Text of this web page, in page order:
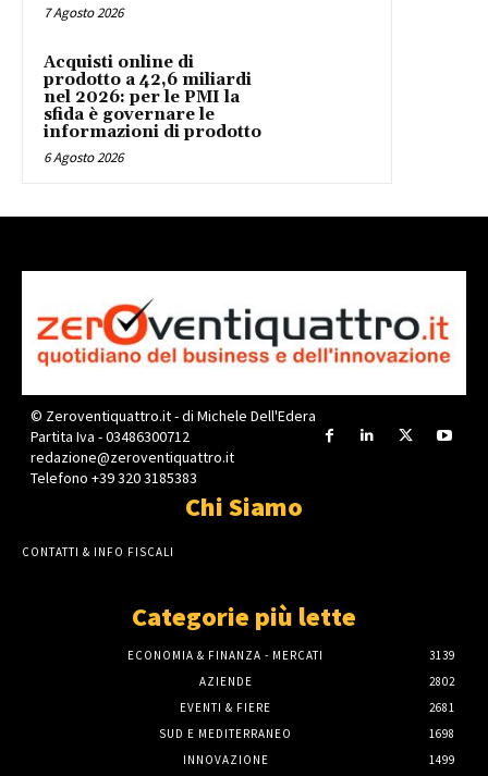
7 Agosto 2026
Acquisti online di
prodotto a 42,6 miliardi
nel 2026: per le PMI la
sfida è governare le
informazioni di prodotto
6 Agosto 2026
© Zeroventiquattro.it - di Michele Dell'Edera
Partita Iva - 03486300712
redazione@zeroventiquattro.it
Telefono +39 320 3185383
Chi Siamo
CONTATTI & INFO FISCALI
Categorie più lette
ECONOMIA & FINANZA - MERCATI
3139
AZIENDE
2802
EVENTI & FIERE
2681
SUD E MEDITERRANEO
1698
INNOVAZIONE
1499